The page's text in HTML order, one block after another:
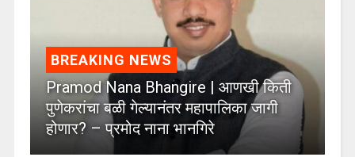
BREAKING NEWS
Pramod Nana Bhangire | आणखी किती
पुणेकरांचा बळी गेल्यानंतर महापालिका जागी
होणार? – प्रमोद नाना भानगिरे